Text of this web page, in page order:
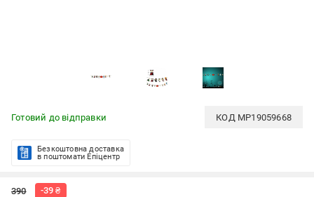
Готовий до відправки КОД MP19059668
Безкоштовна доставка
в поштомати Епіцентр
390 -39 ₴